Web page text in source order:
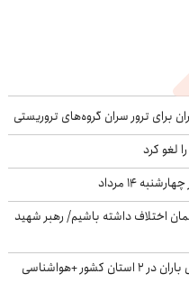
برای ترور سران گروه‌های تروریستی
لغو کرد
اختلاف داشته باشیم/ رهبر شهید
نفوذ جریان بارش‌زا به کشور؛ امشب بارش باران در ۲ استان کشور +هواشناسی